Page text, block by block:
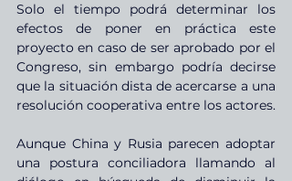
Solo el tiempo podrá determinar los
efectos de poner en práctica este
proyecto en caso de ser aprobado por el
Congreso, sin embargo podría decirse
que la situación dista de acercarse a una
resolución cooperativa entre los actores.
Aunque China y Rusia parecen adoptar
una postura conciliadora llamando al